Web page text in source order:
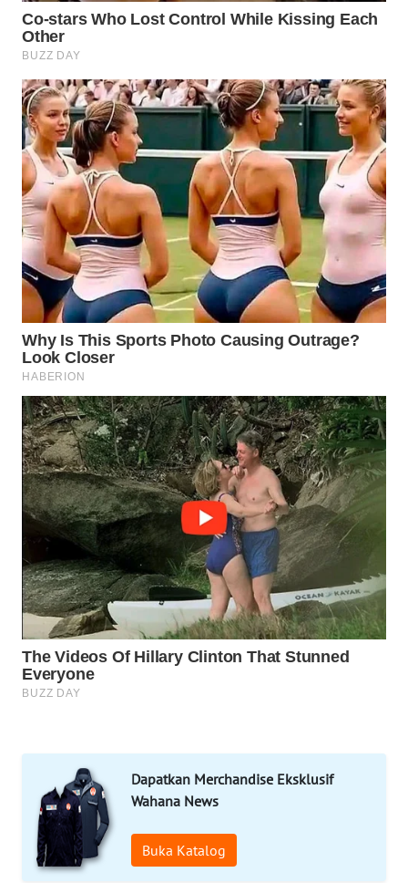
Dapatkan Merchandise Eksklusif
Wahana News
Buka Katalog
WAHANA
DESA
WISATA
LAPAK
WAHANA
Wahana
Network
KONSUMEN
LISTRIK
MASYARAKAT
KELISTRIKAN
WALINKI
ID
MAWAKA
ID
MARTABAT
NET
PLN
WATCH
MKLI
LPKKI
KOPEKLIN
PORTAL
KONSUMEN